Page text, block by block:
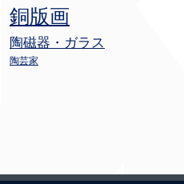
銅版画
陶磁器・ガラス
陶芸家